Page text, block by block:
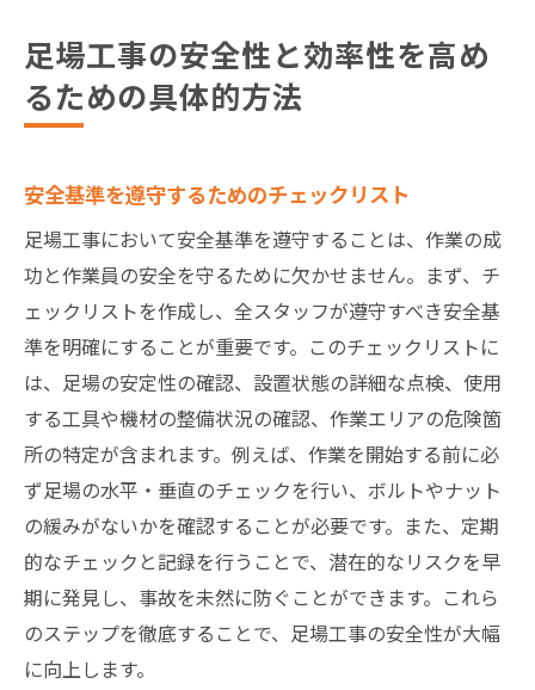
足場工事の安全性と効率性を高め
るための具体的方法
安全基準を遵守するためのチェックリスト
足場工事において安全基準を遵守することは、作業の成
功と作業員の安全を守るために欠かせません。まず、チ
ェックリストを作成し、全スタッフが遵守すべき安全基
準を明確にすることが重要です。このチェックリストに
は、足場の安定性の確認、設置状態の詳細な点検、使用
する工具や機材の整備状況の確認、作業エリアの危険箇
所の特定が含まれます。例えば、作業を開始する前に必
ず足場の水平・垂直のチェックを行い、ボルトやナット
の緩みがないかを確認することが必要です。また、定期
的なチェックと記録を行うことで、潜在的なリスクを早
期に発見し、事故を未然に防ぐことができます。これら
のステップを徹底することで、足場工事の安全性が大幅
に向上します。